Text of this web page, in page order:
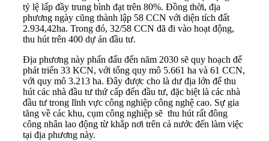
tỷ lệ lấp đầy trung bình đạt trên 80%. Đồng thời, địa
phương ngày cũng thành lập 58 CCN với diện tích đất
2.934,42ha. Trong đó, 32/58 CCN đã đi vào hoạt động,
thu hút trên 400 dự án đầu tư.
Địa phương này phấn đấu đến năm 2030 sẽ quy hoạch để
phát triển 33 KCN, với tổng quy mô 5.661 ha và 61 CCN,
với quy mô 3.213 ha. Đây được cho là dư địa lớn để thu
hút các nhà đầu tư thứ cấp đến đầu tư, đặc biệt là các nhà
đầu tư trong lĩnh vực công nghiệp công nghệ cao. Sự gia
tăng về các khu, cụm công nghiệp sẽ thu hút rất đông
công nhân lao động từ khắp nơi trên cả nước đến làm việc
tại địa phương này.